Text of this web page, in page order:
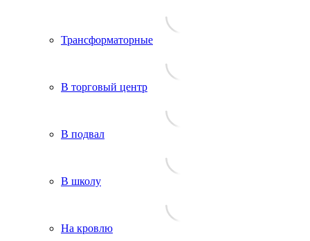
Трансформаторные
В торговый центр
В подвал
В школу
На кровлю